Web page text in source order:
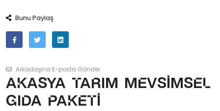
Bunu Paylaş
Arkadaşına E-posta Gönder
Akasya Tarım Mevsimsel
Gıda Paketi